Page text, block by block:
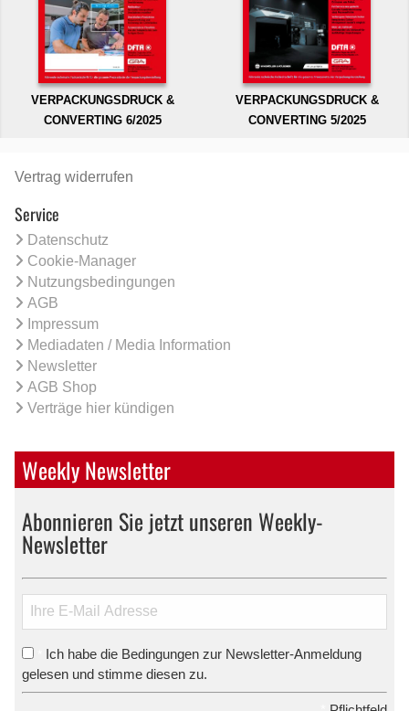
VERPACKUNGSDRUCK &
CONVERTING 6/2025
VERPACKUNGSDRUCK &
CONVERTING 5/2025
Vertrag widerrufen
Service
Datenschutz
Cookie-Manager
Nutzungsbedingungen
AGB
Impressum
Mediadaten / Media Information
Newsletter
AGB Shop
Verträge hier kündigen
Weekly Newsletter
Abonnieren Sie jetzt unseren Weekly-
Newsletter
Ich habe die Bedingungen zur Newsletter-Anmeldung
gelesen und stimme diesen zu.